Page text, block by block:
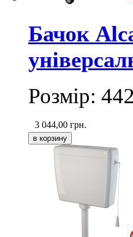
Бачок
Розмір:
3 044,00 грн.